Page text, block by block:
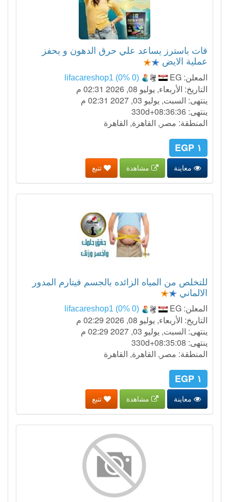
فات باسترز يساعد علي حرق الدهون و يحفز
عملية الايض
المعلن: lifacareshop1 (0% 0)
EG
التاريخ: الأربعاء, يوليو 08, 2026 02:31 م
ينتهى: السبت, يوليو 03, 2027 02:31 م
ينتهى: 330d+08:36:35
المنطقة: مصر, القاهرة, القاهرة
١ EGP
معاينة مشاهدة تتبع
للتخلص من المياه الزائده بالجسم فيتارم المدور
الالماني
المعلن: lifacareshop1 (0% 0)
EG
التاريخ: الأربعاء, يوليو 08, 2026 02:29 م
ينتهى: السبت, يوليو 03, 2027 02:29 م
ينتهى: 330d+08:35:07
المنطقة: مصر, القاهرة, القاهرة
١ EGP
معاينة مشاهدة تتبع